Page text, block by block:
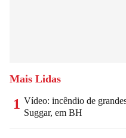
Mais Lidas
1 Vídeo: incêndio de
Suggar, em BH